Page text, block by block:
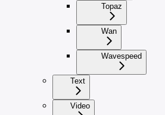
Topaz
Wan
Wavespeed
Text
Video